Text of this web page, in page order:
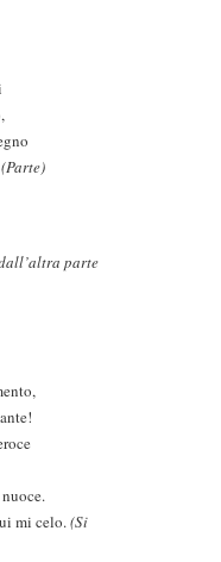
(Parte)
parte
mi celo.(Si